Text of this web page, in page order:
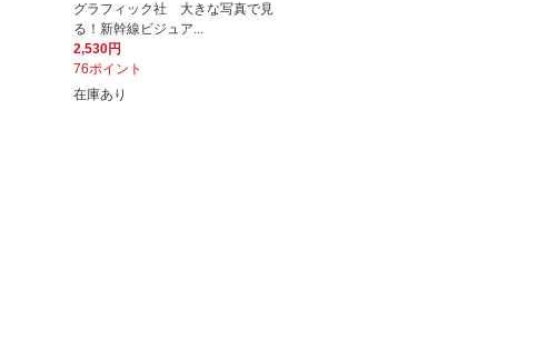
グラフィック社 大きな写真で見
る！新幹線ビジュア...
2,530円
76ポイント
在庫あり